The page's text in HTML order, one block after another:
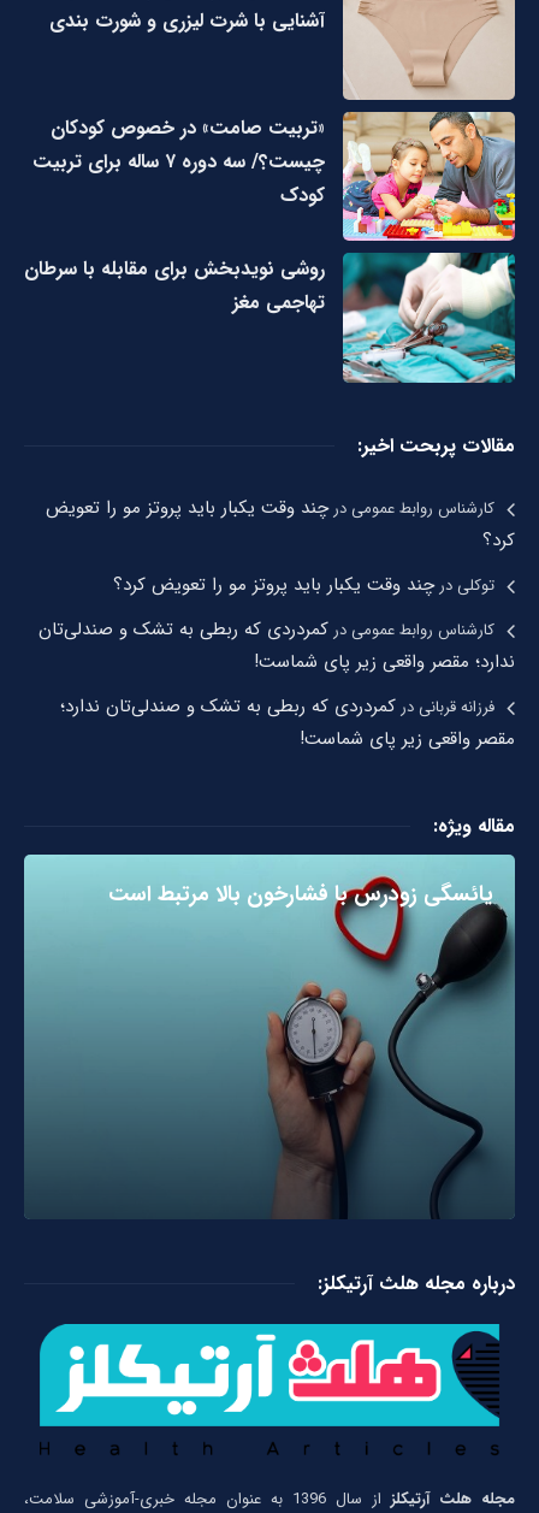
آشنایی با شرت لیزری و شورت بندی
«تربیت صامت» در خصوص کودکان
چیست؟/ سه دوره ۷ ساله برای تربیت
کودک
روشی نویدبخش برای مقابله با سرطان
تهاجمی مغز
مقالات پربحت اخیر:
کارشناس روابط عمومیدرچند وقت یکبار باید پروتز مو را تعویض
کرد؟
توکلیدرچند وقت یکبار باید پروتز مو را تعویض کرد؟
کارشناس روابط عمومیدر کمردردی که ربطی به تشک و صندلی‌تان
ندارد؛ مقصر واقعی زیر پای شماست!
فرزانه قربانیدر کمردردی که ربطی به تشک و صندلی‌تان ندارد؛
مقصر واقعی زیر پای شماست!
مقاله ویژه:
یائسگی زودرس با فشارخون بالا مرتبط است
درباره مجله هلث آرتیکلز:
مجله هلث آرتیکلز از سال 1396 به عنوان مجله خبری-آموزشی سلامت،